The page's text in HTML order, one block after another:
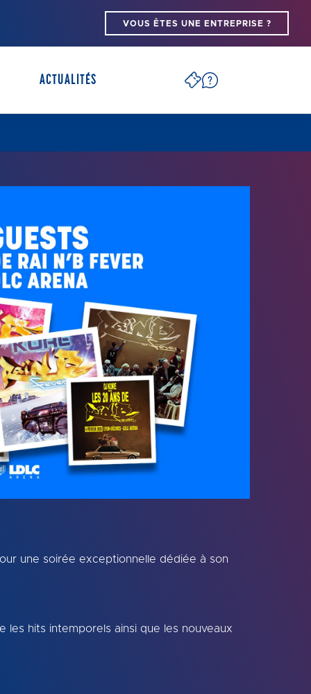
VOUS ÊTES UNE ENTREPRISE ?
ACTUALITÉS
une soirée exceptionnelle dédiée à son
les hits intemporels ainsi que les nouveaux